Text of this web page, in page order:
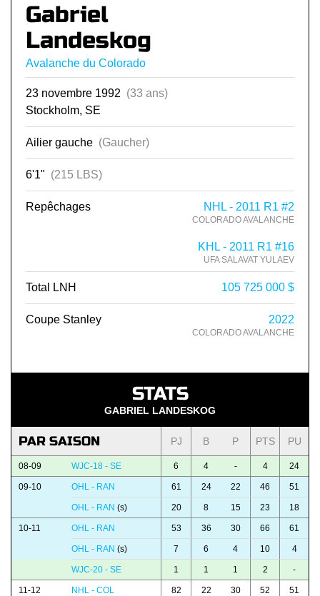
Gabriel
Landeskog
Avalanche du Colorado
23 novembre 1992 (33 ans)
Stockholm, SE
Ailier gauche (Gaucher)
6'1" (215 LBS)
Repêchages NHL - 2011 R1 #2
COLORADO AVALANCHE
KHL - 2011 R1 #16
UFA SALAVAT YULAEV
Total LNH 105 725 000 $
Coupe Stanley 2022
COLORADO AVALANCHE
STATS
GABRIEL LANDESKOG
PAR SAISON PJ B P PTS PU
08-09 WJC-18 - SE 6 4 - 4 24
09-10 OHL - RAN 61 24 22 46 51
OHL - RAN (s) 20 8 15 23 18
10-11 OHL - RAN 53 36 30 66 61
OHL - RAN (s) 7 6 4 10 4
WJC-20 - SE 1 1 1 2 -
11-12 NHL - COL 82 22 30 52 51